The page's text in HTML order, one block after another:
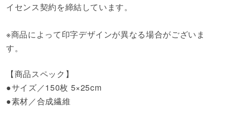
イセンス契約を締結しています。
※商品によって印字デザインが異なる場合がございま
す。
【商品スペック】
●サイズ／150枚 5×25cm
●素材／合成繊維